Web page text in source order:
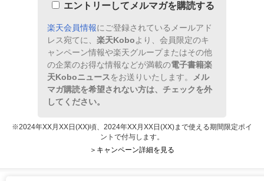
エントリーしてメルマガを購読する
楽天会員情報にご登録されているメールアド
レス宛てに、 楽天Koboより、会員限定のキ
ャンペーン情報や楽天グループまたはその他
の企業のお得な情報などが満載の電子書籍楽
天Koboニュース をお送りいたします。
メル
マガ購読を希望されない方は、チェックを外
してください。
※2024年XX月XX日(XX)頃、2024年XX月XX日(XX)まで使える期間限定ポイ
ントで付与します。
＞キャンペーン詳細を見る